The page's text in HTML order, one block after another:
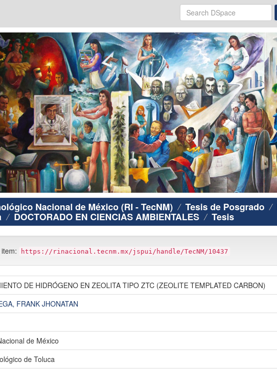
Nacional de México (RI - TecNM) Tesis de Posgrado
DOCTORADO EN CIENCIAS AMBIENTALES Tesis
https://rinacional.tecnm.mx/jspui/handle/TecNM/10437
DE HIDRÓGENO EN ZEOLITA TIPO ZTC (ZEOLITE TEMPLATED CARBON)
FRANK JHONATAN
de México
de Toluca